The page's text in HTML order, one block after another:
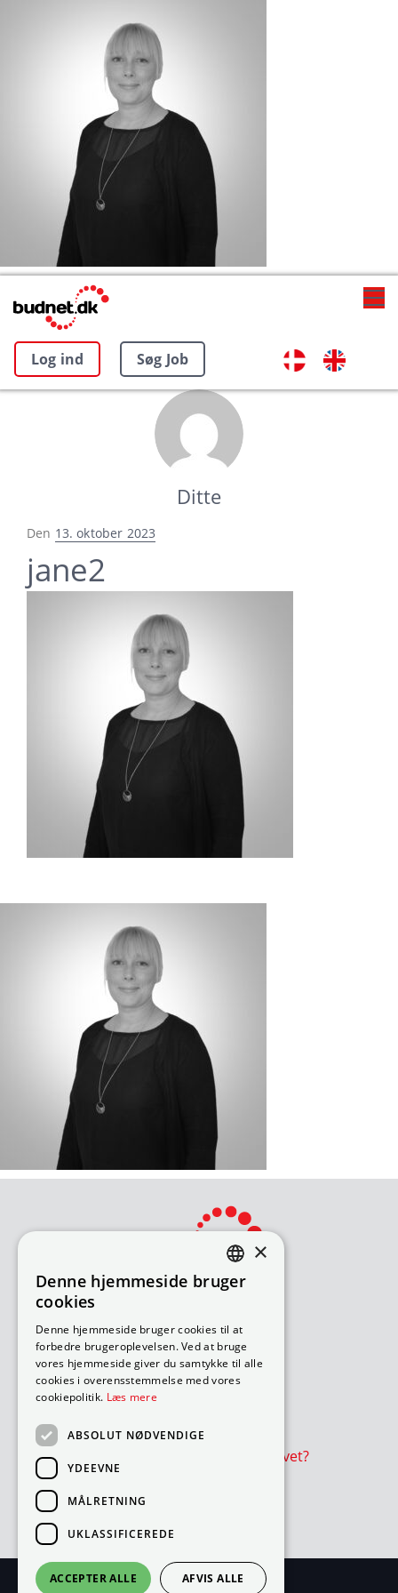
Log ind Søg Job
Ditte
Den Udgivet
13. oktober 2023
jane2
Bliv avisomdeler
Sådan søger du job
Ledige ruter – under 18 år
Ledige ruter – over 18 år
Værd at vide
Er avisen eller reklamer udeblevet?
Cookie- og privatlivspolitik
DANISH
×
Denne hjemmeside bruger
cookies
Denne hjemmeside bruger cookies til at
forbedre brugeroplevelsen. Ved at bruge
vores hjemmeside giver du samtykke til alle
cookies i overensstemmelse med vores
cookiepolitik. Læs mere
ABSOLUT NØDVENDIGE
YDEEVNE
MÅLRETNING
UKLASSIFICEREDE
ACCEPTER ALLE AFVIS ALLE